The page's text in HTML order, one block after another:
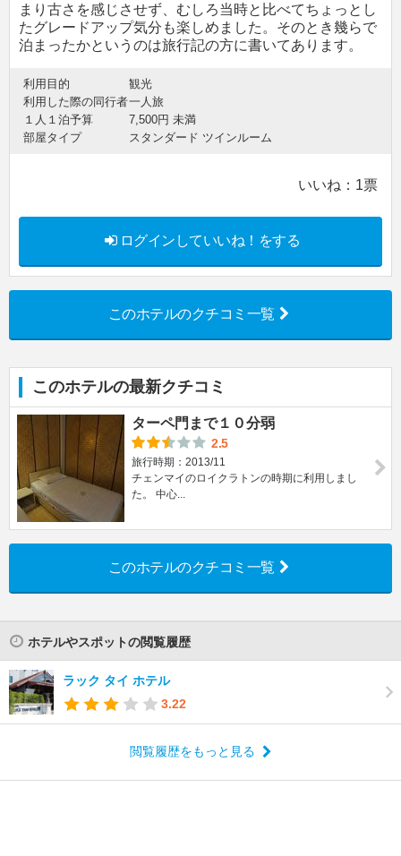
まり古さを感じさせず、むしろ当時と比べてちょっとし
たグレードアップ気分も楽しめました。そのとき幾らで
泊まったかというのは旅行記の方に書いてあります。
利用目的
観光
利用した際の同行者一人旅
１人１泊予算
7,500円 未満
部屋タイプ
スタンダード ツインルーム
いいね： 1票
ログインしていいね！をする
このホテルのクチコミ一覧
このホテルの最新クチコミ
ターペ門まで１０分弱
2.5
旅行時期：2013/11
チェンマイのロイクラトンの時期に利用しまし
た。 中心...
このホテルのクチコミ一覧
ホテルやスポットの閲覧履歴
ラック タイ ホテル
3.22
閲覧履歴をもっと見る